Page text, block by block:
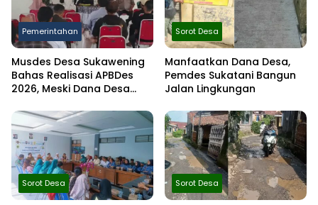
Pemerintahan
Musdes Desa Sukawening
Bahas Realisasi APBDes
2026, Meski Dana Desa
Tetap Dibangun
Sorot Desa
Manfaatkan Dana Desa,
Pemdes Sukatani Bangun
Jalan Lingkungan
Sorot Desa Sorot Desa